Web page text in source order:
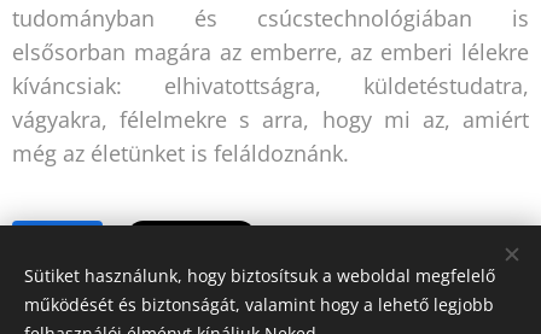
tudományban és csúcstechnológiában is
elsősorban magára az emberre, az emberi lélekre
kíváncsiak: elhivatottságra, küldetéstudatra,
vágyakra, félelmekre s arra, hogy mi az, amiért
még az életünket is feláldoznánk.
Sütiket használunk, hogy biztosítsuk a weboldal megfelelő
működését és biztonságát, valamint hogy a lehető legjobb